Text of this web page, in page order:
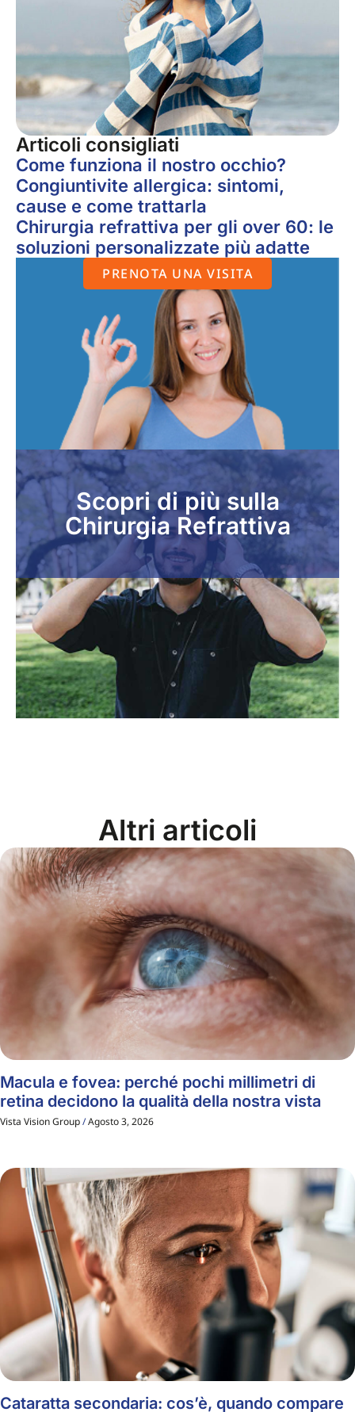
Articoli consigliati
Come funziona il nostro occhio?
Congiuntivite allergica: sintomi,
cause e come trattarla
Chirurgia refrattiva per gli over 60: le
soluzioni personalizzate più adatte
PRENOTA UNA VISITA
Scopri di più sulla
Chirurgia Refrattiva
Altri articoli
Macula e fovea: perché pochi millimetri di
retina decidono la qualità della nostra vista
Vista Vision Group Agosto 3, 2026
Cataratta secondaria: cos’è, quando compare